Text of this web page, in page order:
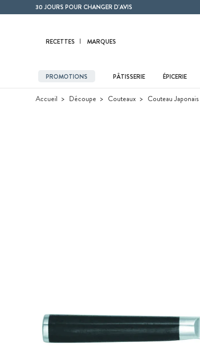
Contenu principal30 JOURS POUR CHANGER D'AVIS
RECETTES MARQUES
PROMOTIONS PÂTISSERIE ÉPICERIE
Accueil Découpe Couteaux Couteau Japonais